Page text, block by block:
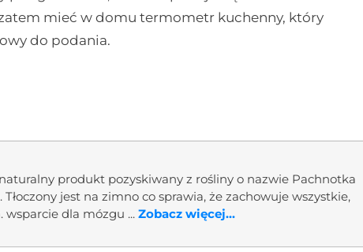
mieć w domu termometr kuchenny, który
do podania.
produkt pozyskiwany z rośliny o nazwie Pachnotka
jest na zimno co sprawia, że zachowuje wszystkie,
wsparcie dla mózgu ...Zobacz więcej...